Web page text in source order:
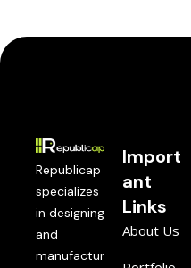
Republicap
specializes
in designing
and
manufactur
Import
ant
Links
About Us